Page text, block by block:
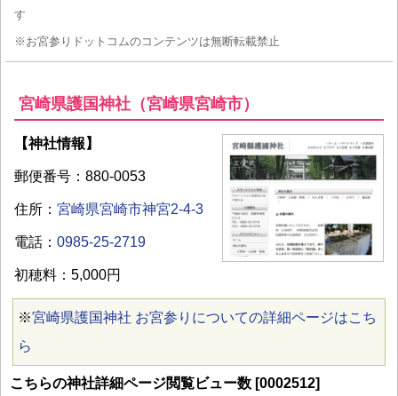
す
※お宮参りドットコムのコンテンツは無断転載禁止
宮崎県護国神社（宮崎県宮崎市）
【神社情報】
郵便番号：880-0053
住所： 宮崎県宮崎市神宮2-4-3
電話： 0985-25-2719
初穂料：5,000円
※宮崎県護国神社 お宮参りについての詳細ページはこち
ら
こちらの神社詳細ページ閲覧ビュー数 [0002512]